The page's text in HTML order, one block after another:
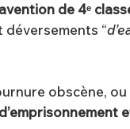
de 4ᵉ
“
obscène,